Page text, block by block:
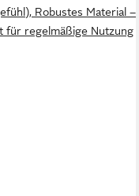
Robustes Material –
für regelmäßige Nutzung